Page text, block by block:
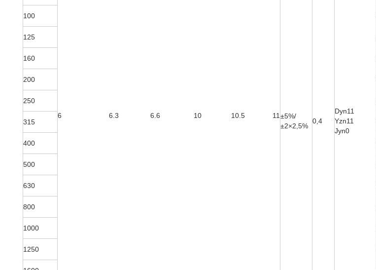
6 6.3 6.6 10 10.5 11 ±5%/
±2×2,5%
0,4
Dyn11
Yzn11
Jyn0
100
125
160
200
250
315
400
500
630
800
1000
1250